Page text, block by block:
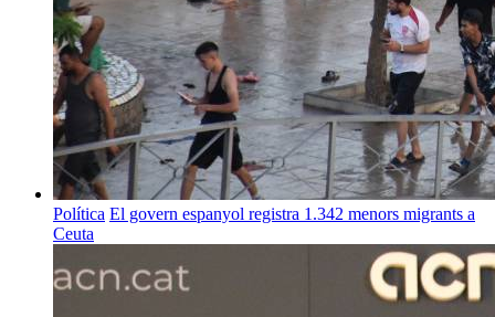
Política El govern espanyol registra 1.342 menors migrants a
Ceuta